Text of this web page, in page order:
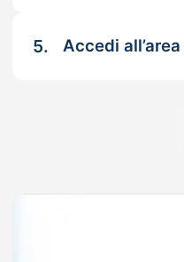
5. Accedi